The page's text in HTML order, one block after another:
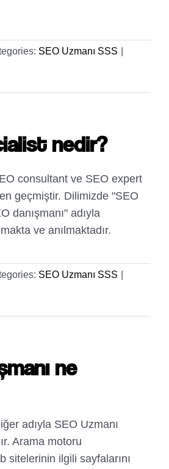
SEO Uzmanı SSS
Kadar
nedir?
consultant ve SEO expert
geçmiştir. Dilimizde "SEO
danışmanı" adıyla
ve anılmaktadır.
SEO Uzmanı SSS
için
ne
adıyla SEO Uzmanı
Arama motoru
sitelerinin ilgili sayfalarını